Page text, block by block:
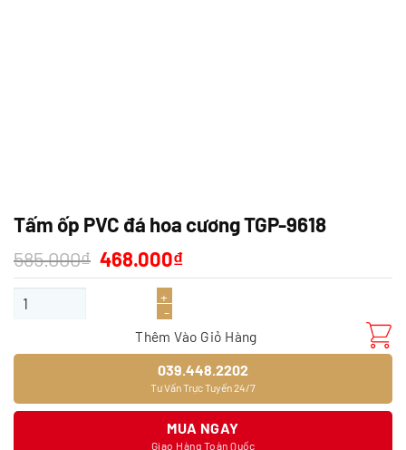
Tấm ốp PVC đá hoa cương TGP-9618
585.000₫
Giá
gốc
là:
468.000₫Giá
hiện
tại
Tấm ốp PVC đá hoa cương TGP-9618 số lượng
Thêm Vào Giỏ Hàng
039.448.2202
Tư Vấn Trực Tuyến 24/7
MUA NGAY
Giao Hàng Toàn Quốc